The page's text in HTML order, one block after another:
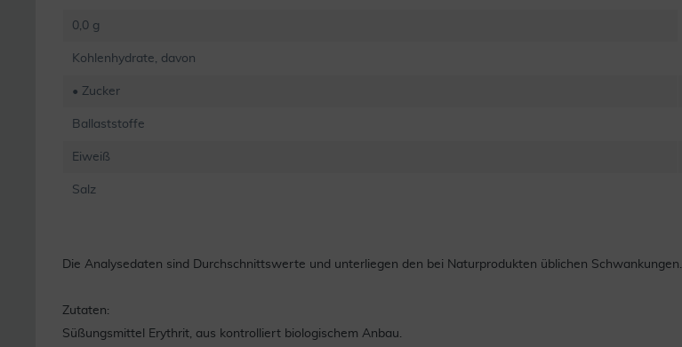
0,0 g
Kohlenhydrate, davon
• Zucker
Ballaststoffe
Eiweiß
Salz
Die Analysedaten sind Durchschnittswerte und unterliegen den bei Naturprodukten üblichen Schwankungen.
Zutaten:
Süßungsmittel Erythrit, aus kontrolliert biologischem Anbau.